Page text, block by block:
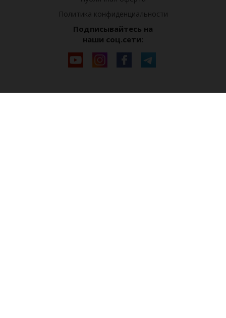
Политика конфиденциальности
Подписывайтесь на
наши соц.сети: